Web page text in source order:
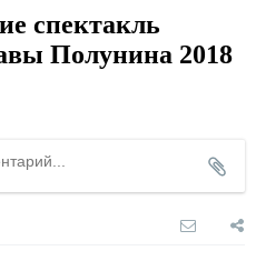
спектакль
Полунина 2018